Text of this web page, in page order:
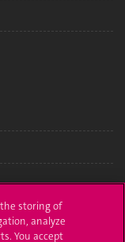
the storing of
analyze
You accept